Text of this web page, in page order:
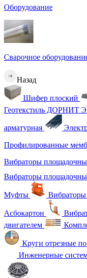
Оборудование
Сварочное
Назад
Шифер плоский
Геотекстиль ДОРНИТ
арматурная
Профилированные
Вибраторы
Вибраторы
Муфты
Асбокартон
двигателем
Круги отрезные
Инженерные